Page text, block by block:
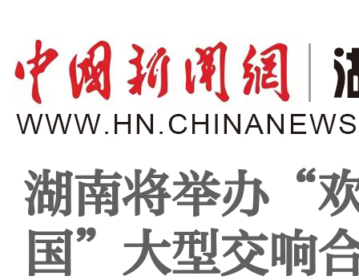
湖南将举办“
国”大型交响